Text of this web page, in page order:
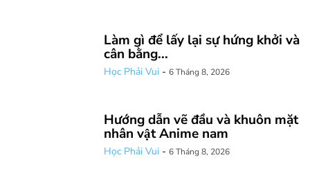
Làm gì để lấy lại sự hứng khởi và
cân bằng...
Học Phải Vui - 6 Tháng 8, 2026
Hướng dẫn vẽ đầu và khuôn mặt
nhân vật Anime nam
Học Phải Vui - 6 Tháng 8, 2026